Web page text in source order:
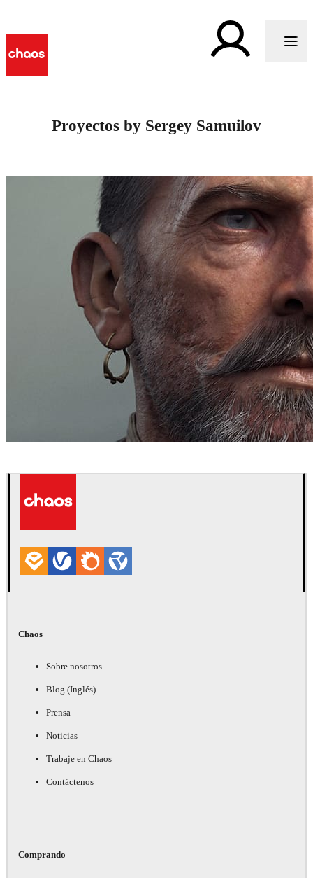
Proyectos by Sergey Samuilov
Chaos
Sobre nosotros
Blog (Inglés)
Prensa
Noticias
Trabaje en Chaos
Contáctenos
Comprando